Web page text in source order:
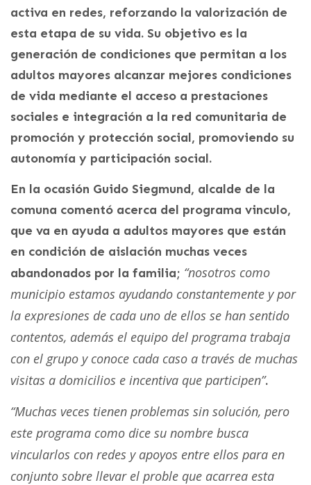
activa en redes, reforzando la valorización de
esta etapa de su vida. Su objetivo es la
generación de condiciones que permitan a los
adultos mayores alcanzar mejores condiciones
de vida mediante el acceso a prestaciones
sociales e integración a la red comunitaria de
promoción y protección social, promoviendo su
autonomía y participación social.
En la ocasión Guido Siegmund, alcalde de la
comuna comentó acerca del programa vinculo,
que va en ayuda a adultos mayores que están
en condición de aislación muchas veces
abandonados por la familia; “nosotros como
municipio estamos ayudando constantemente y por
la expresiones de cada uno de ellos se han sentido
contentos, además el equipo del programa trabaja
con el grupo y conoce cada caso a través de muchas
visitas a domicilios e incentiva que participen”.
“Muchas veces tienen problemas sin solución, pero
este programa como dice su nombre busca
vincularlos con redes y apoyos entre ellos para en
conjunto sobre llevar el proble que acarrea esta